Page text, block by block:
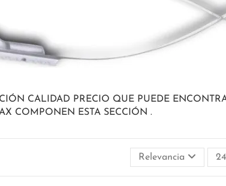
CALIDAD PRECIO QUE PUEDE
COMPONEN ESTA SECCIÓN .
Relevancia 24